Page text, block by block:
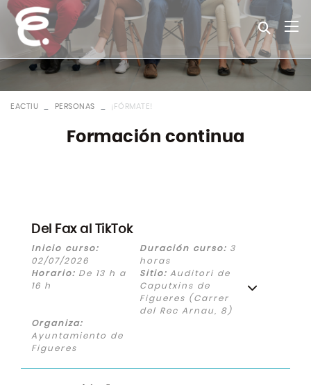
EACTIU PERSONAS ¡FÓRMATE!
Formación continua
Del Fax al TikTok
Inicio curso:
02/07/2026
Duración curso:3
horas
Horario: De 13 h a
16 h
Sitio:Auditori de
Caputxins de
Figueres (Carrer
del Rec Arnau, 8)
Organiza:
Ayuntamiento de
Figueres